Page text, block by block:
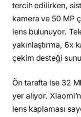
tercih edilirken,
kamera ve 50 MP
lens bulunuyor.
yakınlaştırma, 6x
çekim desteği
Ön tarafta ise 32
yer alıyor.
lens kaplaması